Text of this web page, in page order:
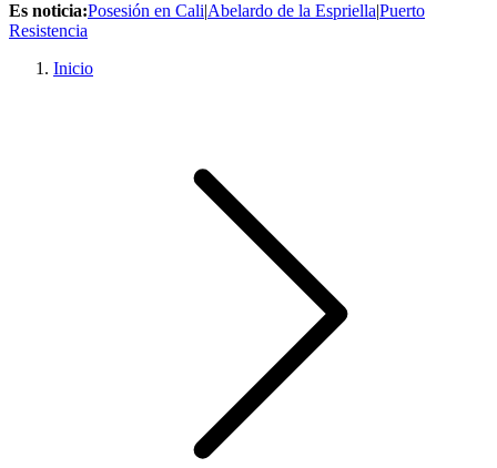
Es noticia:Posesión en Cali|Abelardo de la Espriella|Puerto
Resistencia
Inicio